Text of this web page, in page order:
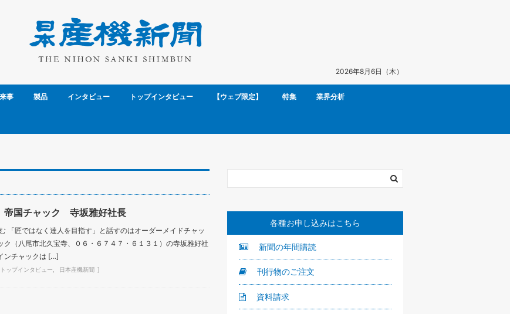
2026年8月6日（木）
事 製品 インタビュー トップインタビュー 【ウェブ限定】 特集 業界分析
国チャック 寺坂雅好社長
「匠ではなく達人を目指す」と話すのはオーダーメイドチャッ
ク（八尾市北久宝寺、０６・６７４７・６１３１）の寺坂雅好社
ンチャックは […]
トップインタビュー 日本産機新聞
各種お申し込みはこちら
新聞の年間購読
刊行物のご注文
資料請求